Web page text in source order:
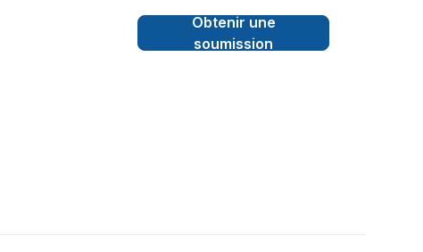
Obtenir une
soumission